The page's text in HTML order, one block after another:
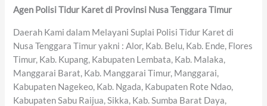
Agen Polisi Tidur Karet di Provinsi Nusa Tenggara Timur
Daerah Kami dalam Melayani Suplai Polisi Tidur Karet di
Nusa Tenggara Timur yakni : Alor, Kab. Belu, Kab. Ende, Flores
Timur, Kab. Kupang, Kabupaten Lembata, Kab. Malaka,
Manggarai Barat, Kab. Manggarai Timur, Manggarai,
Kabupaten Nagekeo, Kab. Ngada, Kabupaten Rote Ndao,
Kabupaten Sabu Raijua, Sikka, Kab. Sumba Barat Daya,